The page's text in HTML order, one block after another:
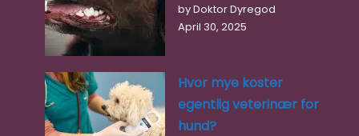
by Doktor Dyregod
April 30, 2025
Hvor mye koster
egentlig veterinær for
hund?